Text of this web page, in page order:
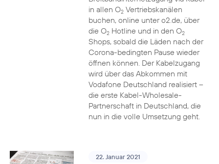
in allen O2Vertriebskanälen
buchen, online unter o2.de, über
die O2Hotline und in den O2
Shops, sobald die Läden nach der
Corona-bedingten Pause wieder
öffnen können. Der Kabelzugang
wird über das Abkommen mit
Vodafone Deutschland realisiert –
die erste Kabel-Wholesale-
Partnerschaft in Deutschland, die
nun in die volle Umsetzung geht.
22. Januar 2021